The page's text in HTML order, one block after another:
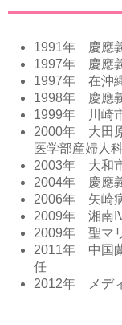
1991年 慶應
1997年 慶應
1997年 在沖
1998年 慶應
1999年 川崎
2000年 大田
医学部産婦人
2003年 大和
2004年 慶應
2006年 矢崎
2009年 湘南
2009年 聖マ
2011年 中国
任
2012年 メデ